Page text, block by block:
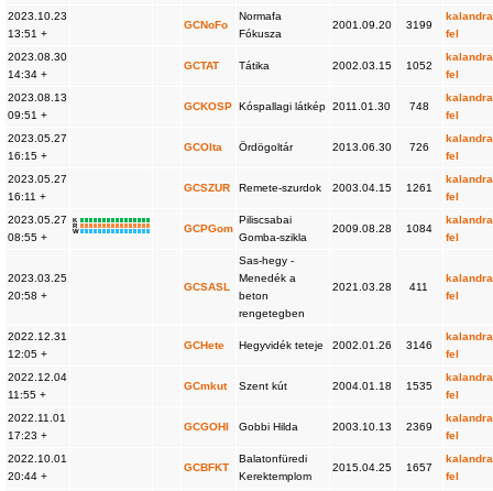
2023.10.23
13:51 +
GCNoFo
Normafa
Fókusza
2001.09.20 3199
fel
2023.08.30
14:34 +
GCTAT Tátika 2002.03.15 1052
fel
2023.08.13
09:51 +
GCKOSP Kóspallagi látkép 2011.01.30 748
fel
2023.05.27
16:15 +
GCOlta Ördögoltár 2013.06.30 726
fel
2023.05.27
16:11 +
GCSZUR Remete-szurdok 2003.04.15 1261
fel
2023.05.27
08:55 +
K
R
W
GCPGom
Piliscsabai
Gomba-szikla
2009.08.28 1084
fel
2023.03.25
20:58 +
GCSASL
Sas-hegy -
Menedék a
beton
rengetegben
2021.03.28 411
fel
2022.12.31
12:05 +
GCHete Hegyvidék teteje 2002.01.26 3146
fel
2022.12.04
11:55 +
GCmkut Szent kút 2004.01.18 1535
fel
2022.11.01
17:23 +
GCGOHI Gobbi Hilda 2003.10.13 2369
fel
2022.10.01
20:44 +
GCBFKT
Balatonfüredi
Kerektemplom
2015.04.25 1657
fel